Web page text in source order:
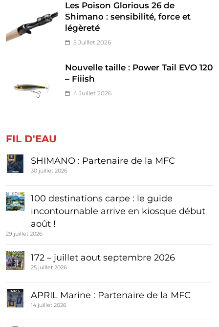
Les Poison Glorious 26 de
Shimano : sensibilité, force et
légèreté
5 Juillet 2026
Nouvelle taille : Power Tail EVO 120
– Fiiish
4 Juillet 2026
FIL D'EAU
SHIMANO : Partenaire de la MFC
30 juillet 2026
100 destinations carpe : le guide
incontournable arrive en kiosque début
août !
29 juillet 2026
172 – juillet aout septembre 2026
25 juillet 2026
APRIL Marine : Partenaire de la MFC
14 juillet 2026